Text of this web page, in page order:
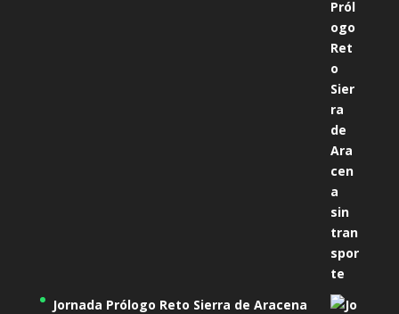
Jornada Prólogo Reto Sierra de Aracena